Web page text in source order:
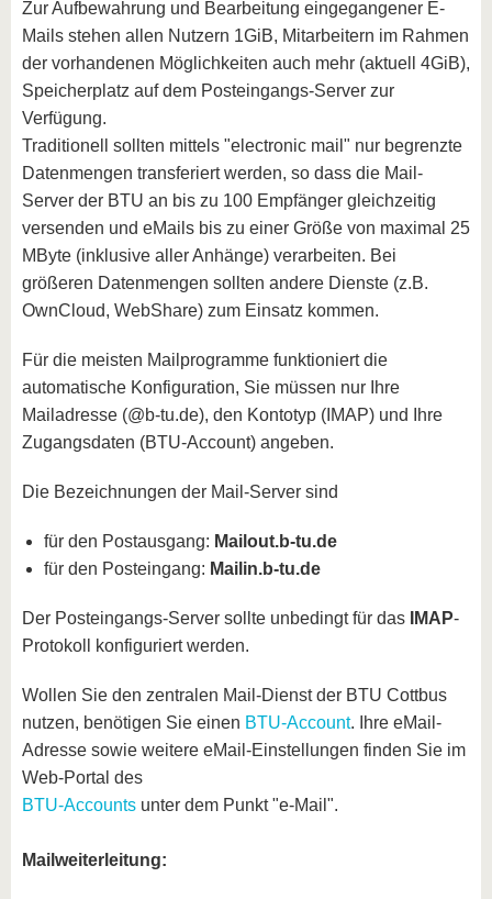
Zur Aufbewahrung und Bearbeitung eingegangener E-
Mails stehen allen Nutzern 1GiB, Mitarbeitern im Rahmen
der vorhandenen Möglichkeiten auch mehr (aktuell 4GiB),
Speicherplatz auf dem Posteingangs-Server zur
Verfügung.
Traditionell sollten mittels "electronic mail" nur begrenzte
Datenmengen transferiert werden, so dass die Mail-
Server der BTU an bis zu 100 Empfänger gleichzeitig
versenden und eMails bis zu einer Größe von maximal 25
MByte (inklusive aller Anhänge) verarbeiten. Bei
größeren Datenmengen sollten andere Dienste (z.B.
OwnCloud, WebShare) zum Einsatz kommen.
Für die meisten Mailprogramme funktioniert die
automatische Konfiguration, Sie müssen nur Ihre
Mailadresse (@b-tu.de), den Kontotyp (IMAP) und Ihre
Zugangsdaten (BTU-Account) angeben.
Die Bezeichnungen der Mail-Server sind
für den Postausgang: Mailout.b-tu.de
für den Posteingang: Mailin.b-tu.de
Der Posteingangs-Server sollte unbedingt für das IMAP-
Protokoll konfiguriert werden.
Wollen Sie den zentralen Mail-Dienst der BTU Cottbus
nutzen, benötigen Sie einen BTU-Account. Ihre eMail-
Adresse sowie weitere eMail-Einstellungen finden Sie im
Web-Portal des
BTU-Accounts unter dem Punkt "e-Mail".
Mailweiterleitung: